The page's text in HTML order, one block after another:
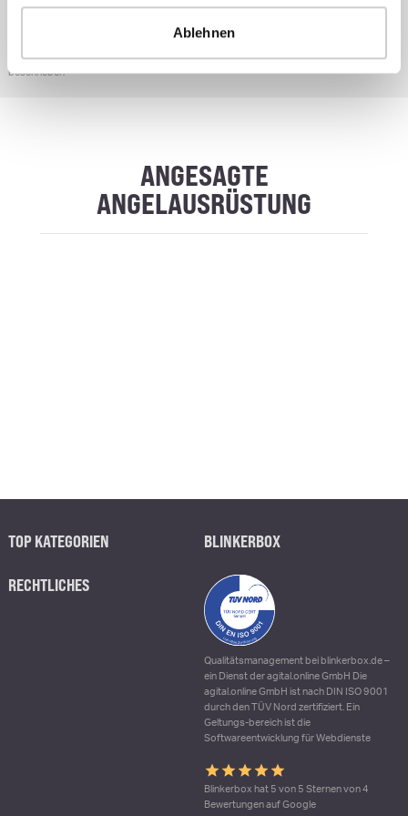
Ablehnen
* Alle Preise inkl. gesetzl. Mehrwertsteuer zzgl. Versandkosten, wenn nicht anders
beschrieben
ANGESAGTE
ANGELAUSRÜSTUNG
TOP KATEGORIEN BLINKERBOX
RECHTLICHES
Qualitätsmanagement bei blinkerbox.de –
ein Dienst der agital.online GmbH Die
agital.online GmbH ist nach DIN ISO 9001
durch den TÜV Nord zertifiziert. Ein
Geltungs-bereich ist die
Softwareentwicklung für Webdienste
Blinkerbox hat 5 von 5 Sternen von 4
Bewertungen auf Google